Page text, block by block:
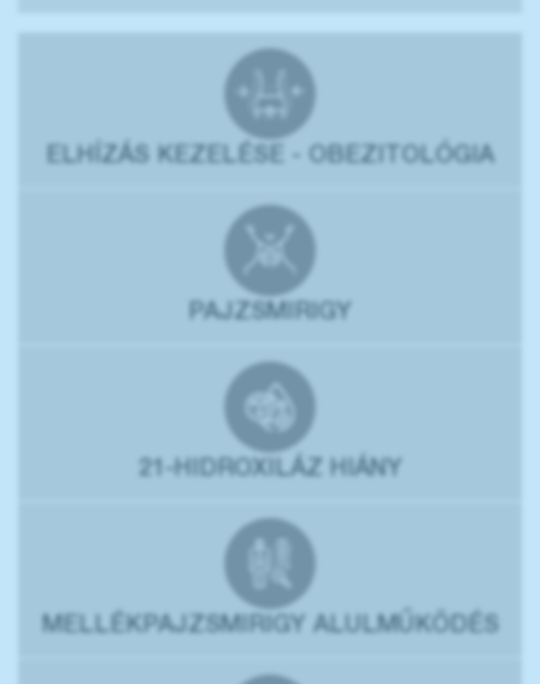
ELHÍZÁS KEZELÉSE - OBEZITOLÓGIA
PAJZSMIRIGY
21-HIDROXILÁZ HIÁNY
MELLÉKPAJZSMIRIGY ALULMŰKÖDÉS